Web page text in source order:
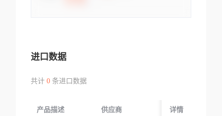
进口数据
共计 0条进口数据
产品描述 供应商 起运国/地区
详情